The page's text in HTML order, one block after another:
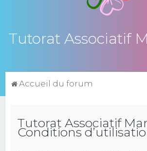
Tutorat Associatif
Accueil du forum
Tutorat Associatif
Conditions